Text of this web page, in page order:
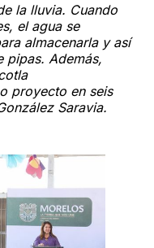
la lluvia. Cuando
el agua se
almacenarla y así
pipas. Además,
proyecto en seis
Saravia.